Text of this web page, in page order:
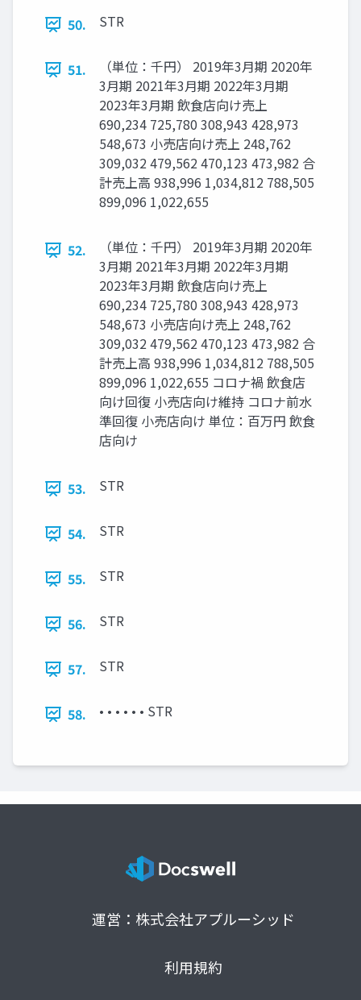
50.
STR
51.
（単位：千円） 2019年3月期 2020年
3月期 2021年3月期 2022年3月期
2023年3月期 飲食店向け売上
690,234 725,780 308,943 428,973
548,673 小売店向け売上 248,762
309,032 479,562 470,123 473,982 合
計売上高 938,996 1,034,812 788,505
899,096 1,022,655
52.
（単位：千円） 2019年3月期 2020年
3月期 2021年3月期 2022年3月期
2023年3月期 飲食店向け売上
690,234 725,780 308,943 428,973
548,673 小売店向け売上 248,762
309,032 479,562 470,123 473,982 合
計売上高 938,996 1,034,812 788,505
899,096 1,022,655 コロナ禍 飲食店
向け回復 小売店向け維持 コロナ前水
準回復 小売店向け 単位：百万円 飲食
店向け
53. STR
54. STR
55. STR
56. STR
57. STR
58. • • • • • • STR
運営：株式会社アプルーシッド
利用規約